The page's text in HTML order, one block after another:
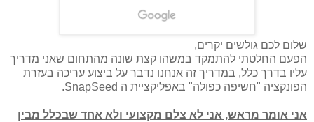
שלום לכם גולשים יקרים,
הפעם החלטתי להתמקד במשהו קצת שונה מהתחום שאני מדריך
עליו בדרך כלל, במדריך זה אנחנו נדבר על ביצוע עריכה בעזרת
הפונקציה "חשיפה כפולה" באפליקציית ה SnapSeed.
אני אומר מראש, אני לא צלם מקצועי ולא אחד שבכלל מבין